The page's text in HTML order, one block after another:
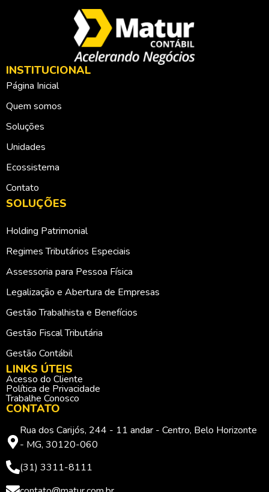
INSTITUCIONAL
Página Inicial
Quem somos
Soluções
Unidades
Ecossistema
Contato
SOLUÇÕES
Holding Patrimonial
Regimes Tributários Especiais
Assessoria para Pessoa Física
Legalização e Abertura de Empresas
Gestão Trabalhista e Benefícios
Gestão Fiscal Tributária
Gestão Contábil
LINKS ÚTEIS
Acesso do Cliente
Política de Privacidade
Trabalhe Conosco
CONTATO
Rua dos Carijós, 244 - 11 andar - Centro, Belo Horizonte
- MG, 30120-060
(31) 3311-8111